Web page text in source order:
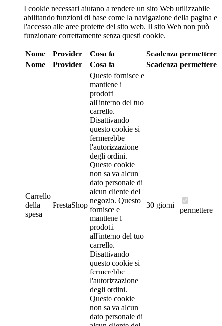
I cookie necessari aiutano a rendere un sito Web utilizzabile
abilitando funzioni di base come la navigazione della pagina e
l'accesso alle aree protette del sito web. Il sito Web non può
funzionare correttamente senza questi cookie.
Nome Provider Cosa fa Scadenza permettere
Nome
Provider Cosa fa Scadenza permettere
Carrello
della
spesa
PrestaShop
Questo fornisce e
mantiene i
prodotti
all'interno del tuo
carrello.
Disattivando
questo cookie si
fermerebbe
l'autorizzazione
degli ordini.
Questo cookie
non salva alcun
dato personale di
alcun cliente del
negozio. Questo
fornisce e
mantiene i
prodotti
all'interno del tuo
carrello.
Disattivando
questo cookie si
fermerebbe
l'autorizzazione
degli ordini.
Questo cookie
non salva alcun
dato personale di
30 giorni
permettere